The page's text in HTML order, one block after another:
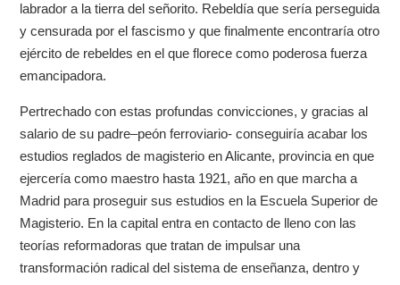
labrador a la tierra del señorito. Rebeldía que sería perseguida
y censurada por el fascismo y que finalmente encontraría otro
ejército de rebeldes en el que florece como poderosa fuerza
emancipadora.
Pertrechado con estas profundas convicciones, y gracias al
salario de su padre–peón ferroviario- conseguiría acabar los
estudios reglados de magisterio en Alicante, provincia en que
ejercería como maestro hasta 1921, año en que marcha a
Madrid para proseguir sus estudios en la Escuela Superior de
Magisterio. En la capital entra en contacto de lleno con las
teorías reformadoras que tratan de impulsar una
transformación radical del sistema de enseñanza, dentro y